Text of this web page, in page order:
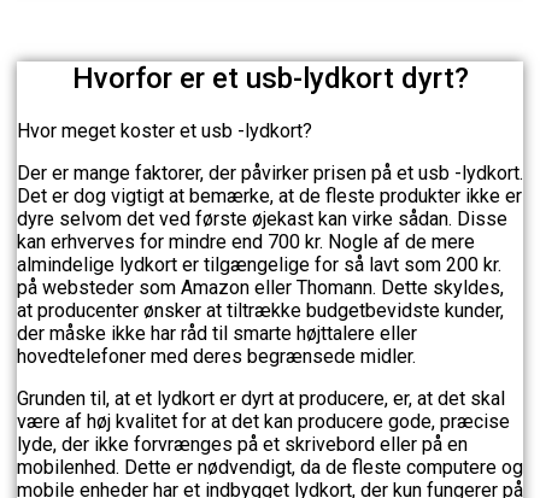
Hvorfor er et usb-lydkort dyrt?
Hvor meget koster et usb -lydkort?
Der er mange faktorer, der påvirker prisen på et usb -lydkort.
Det er dog vigtigt at bemærke, at de fleste produkter ikke er
dyre selvom det ved første øjekast kan virke sådan. Disse
kan erhverves for mindre end 700 kr. Nogle af de mere
almindelige lydkort er tilgængelige for så lavt som 200 kr.
på websteder som Amazon eller Thomann. Dette skyldes,
at producenter ønsker at tiltrække budgetbevidste kunder,
der måske ikke har råd til smarte højttalere eller
hovedtelefoner med deres begrænsede midler.
Grunden til, at et lydkort er dyrt at producere, er, at det skal
være af høj kvalitet for at det kan producere gode, præcise
lyde, der ikke forvrænges på et skrivebord eller på en
mobilenhed. Dette er nødvendigt, da de fleste computere og
mobile enheder har et indbygget lydkort, der kun fungerer på